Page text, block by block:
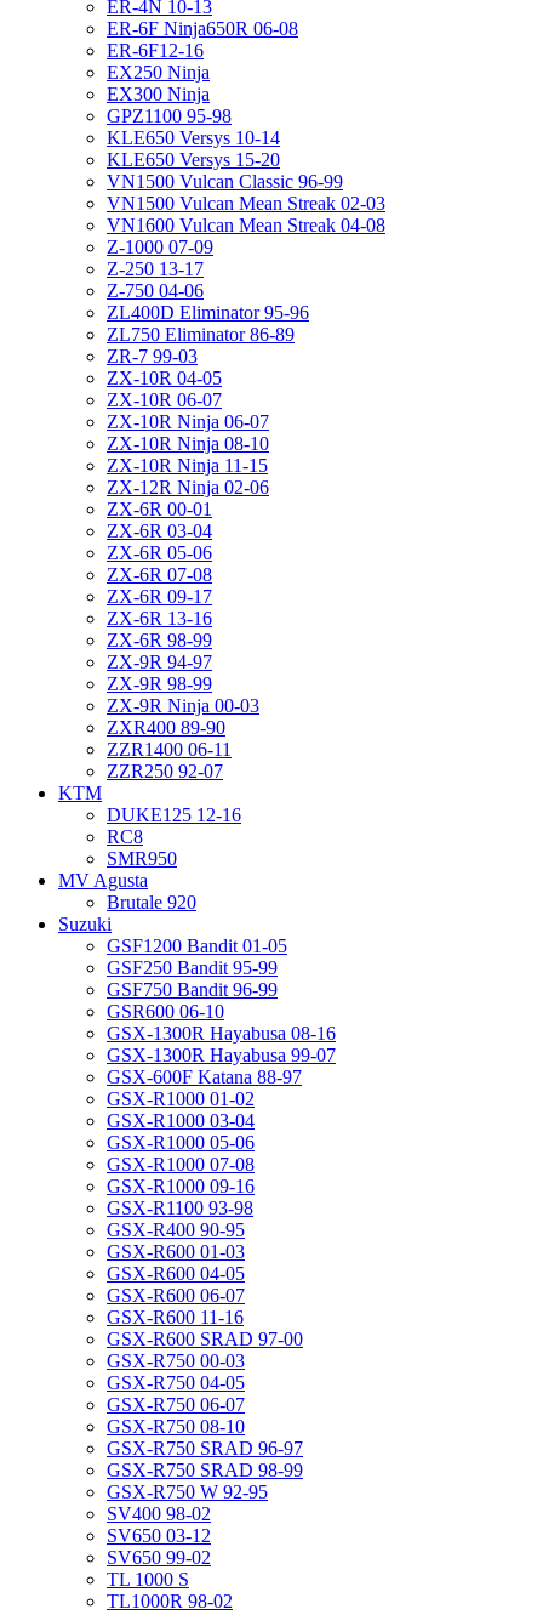
ER-4N 10-13
ER-6F Ninja650R 06-08
ER-6F12-16
EX250 Ninja
EX300 Ninja
GPZ1100 95-98
KLE650 Versys 10-14
KLE650 Versys 15-20
VN1500 Vulcan Classic 96-99
VN1500 Vulcan Mean Streak 02-03
VN1600 Vulcan Mean Streak 04-08
Z-1000 07-09
Z-250 13-17
Z-750 04-06
ZL400D Eliminator 95-96
ZL750 Eliminator 86-89
ZR-7 99-03
ZX-10R 04-05
ZX-10R 06-07
ZX-10R Ninja 06-07
ZX-10R Ninja 08-10
ZX-10R Ninja 11-15
ZX-12R Ninja 02-06
ZX-6R 00-01
ZX-6R 03-04
ZX-6R 05-06
ZX-6R 07-08
ZX-6R 09-17
ZX-6R 13-16
ZX-6R 98-99
ZX-9R 94-97
ZX-9R 98-99
ZX-9R Ninja 00-03
ZXR400 89-90
ZZR1400 06-11
ZZR250 92-07
KTM
DUKE125 12-16
RC8
SMR950
MV Agusta
Brutale 920
Suzuki
GSF1200 Bandit 01-05
GSF250 Bandit 95-99
GSF750 Bandit 96-99
GSR600 06-10
GSX-1300R Hayabusa 08-16
GSX-1300R Hayabusa 99-07
GSX-600F Katana 88-97
GSX-R1000 01-02
GSX-R1000 03-04
GSX-R1000 05-06
GSX-R1000 07-08
GSX-R1000 09-16
GSX-R1100 93-98
GSX-R400 90-95
GSX-R600 01-03
GSX-R600 04-05
GSX-R600 06-07
GSX-R600 11-16
GSX-R600 SRAD 97-00
GSX-R750 00-03
GSX-R750 04-05
GSX-R750 06-07
GSX-R750 08-10
GSX-R750 SRAD 96-97
GSX-R750 SRAD 98-99
GSX-R750 W 92-95
SV400 98-02
SV650 03-12
SV650 99-02
TL 1000 S
TL1000R 98-02